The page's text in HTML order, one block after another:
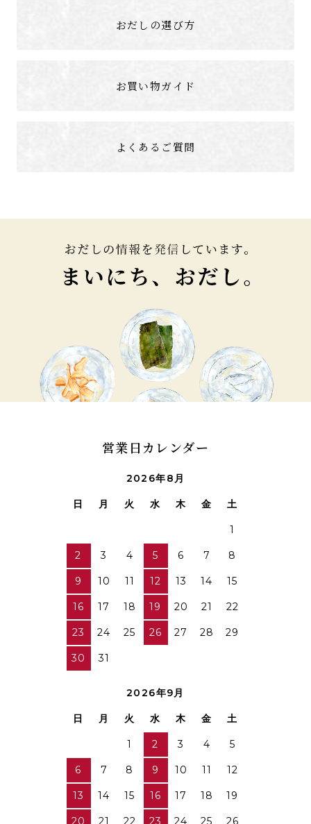
おだしの選び方
お買い物ガイド
よくあるご質問
営業日カレンダー
2026年8月
日 月 火 水 木 金 土
1
2 3 4 5 6 7 8
9 10 11 12 13 14 15
16 17 18 19 20 21 22
23 24 25 26 27 28 29
30 31
2026年9月
日 月 火 水 木 金 土
1 2 3 4 5
6 7 8 9 10 11 12
13 14 15 16 17 18 19
20 21 22 23 24 25 26